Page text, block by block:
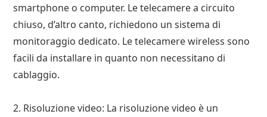
smartphone o computer. Le telecamere a circuito
chiuso, d’altro canto, richiedono un sistema di
monitoraggio dedicato. Le telecamere wireless sono
facili da installare in quanto non necessitano di
cablaggio.
2. Risoluzione video: La risoluzione video è un